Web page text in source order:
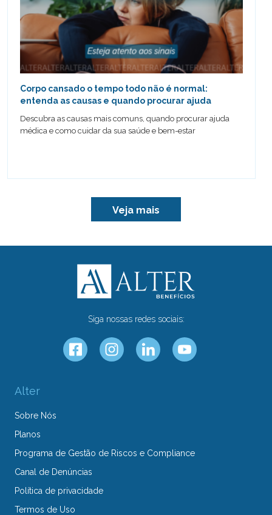
Corpo cansado o tempo todo não é normal:
entenda as causas e quando procurar ajuda
Descubra as causas mais comuns, quando procurar ajuda
médica e como cuidar da sua saúde e bem-estar
Veja mais
Siga nossas redes sociais:
Alter
Sobre Nós
Planos
Programa de Gestão de Riscos e Compliance
Canal de Denúncias
Política de privacidade
Termos de Uso